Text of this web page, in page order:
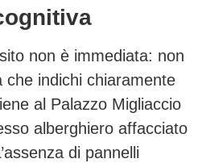
non è immediata: non
che indichi chiaramente
al Palazzo Migliaccio
alberghiero affacciato
di pannelli